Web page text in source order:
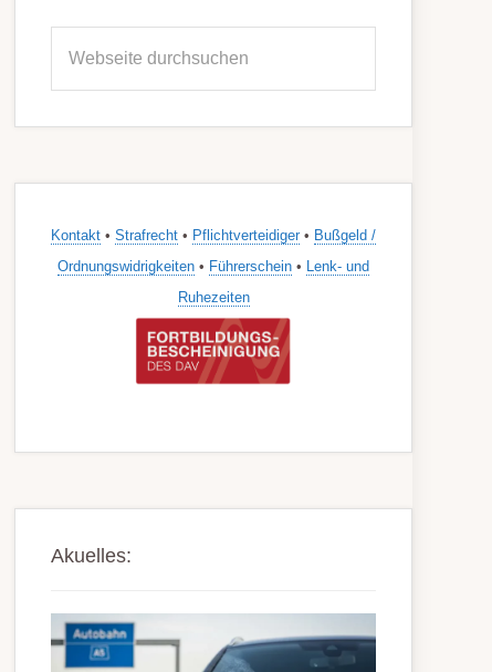
Kontakt • Strafrecht • Pflichtverteidiger • Bußgeld /
Ordnungswidrigkeiten • Führerschein • Lenk- und
Ruhezeiten
Akuelles: